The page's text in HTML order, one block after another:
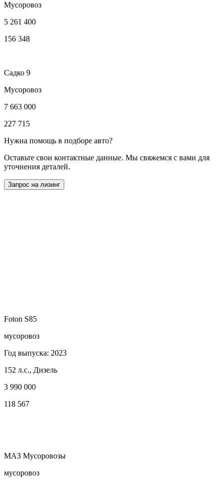
Мусоровоз
5 261 400
156 348
Садко 9
Мусоровоз
7 663 000
227 715
Нужна помощь в подборе авто?
Оставьте свои контактные данные. Мы свяжемся с вами для
уточнения деталей.
Запрос на лизинг
Foton S85
мусоровоз
Год выпуска: 2023
152 л.с., Дизель
3 990 000
118 567
МАЗ Мусоровозы
мусоровоз